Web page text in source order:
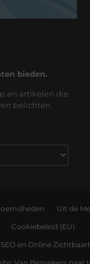
bieden.
en artikelen die
belichten.
Uit de
Cookiebeleid (EU)
en Online